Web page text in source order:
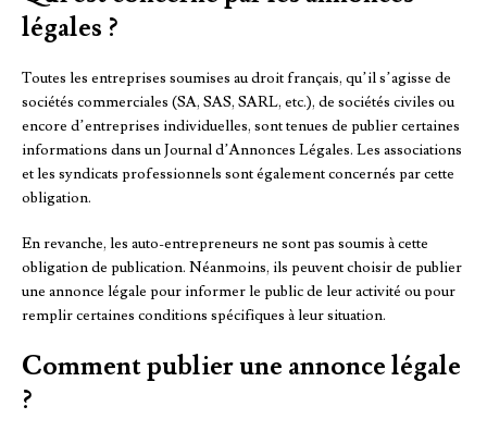
légales ?
Toutes les entreprises soumises au droit français, qu’il s’agisse de
sociétés commerciales (SA, SAS, SARL, etc.), de sociétés civiles ou
encore d’entreprises individuelles, sont tenues de publier certaines
informations dans un Journal d’Annonces Légales. Les associations
et les syndicats professionnels sont également concernés par cette
obligation.
En revanche, les auto-entrepreneurs ne sont pas soumis à cette
obligation de publication. Néanmoins, ils peuvent choisir de publier
une annonce légale pour informer le public de leur activité ou pour
remplir certaines conditions spécifiques à leur situation.
Comment publier une annonce légale
?